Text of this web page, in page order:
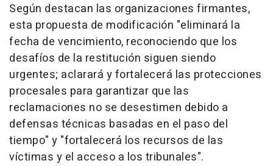
Según destacan las organizaciones firmantes,
esta propuesta de modificación "eliminará la
fecha de vencimiento, reconociendo que los
desafíos de la restitución siguen siendo
urgentes; aclarará y fortalecerá las protecciones
procesales para garantizar que las
reclamaciones no se desestimen debido a
defensas técnicas basadas en el paso del
tiempo" y "fortalecerá los recursos de las
víctimas y el acceso a los tribunales".